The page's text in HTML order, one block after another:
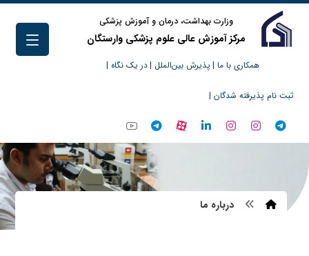
وزارت بهداشت، درمان و آموزش پزشکی
مرکز آموزش عالی علوم پزشکی وارستگان
همکاری با ما | پذیرش بین‌الملل |در یک نگاه |
ثبت نام پذیرفته شدگان |
درباره ما